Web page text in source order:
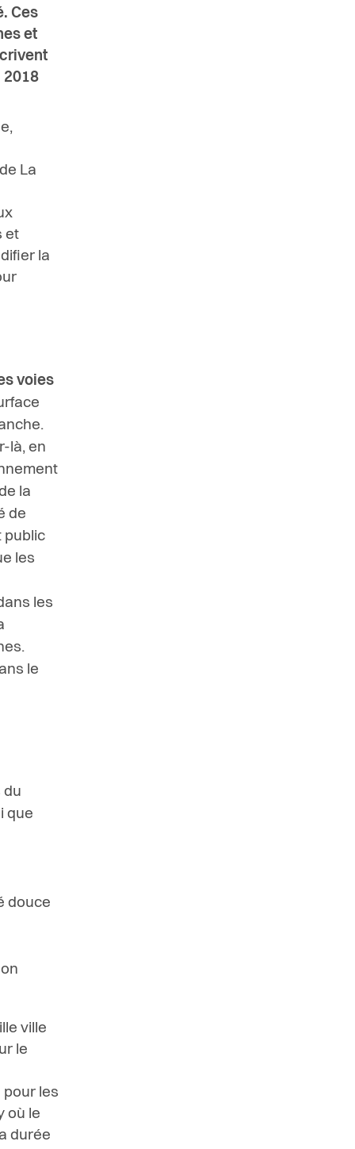
Ces
et
2018
La
et
la
voies
là, en
la
de
public
les
les
le
du
que
douce
ville
le
les
où le
durée